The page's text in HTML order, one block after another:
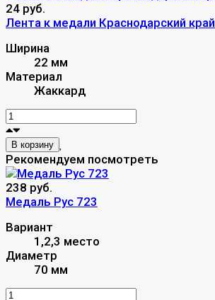
24 руб.
Лента к медали Краснодарский край
Ширина
22 мм
Материал
Жаккард
В корзину
Рекомендуем посмотреть
238 руб.
Mедаль Рус 723
Вариант
1,2,3 место
Диаметр
70 мм